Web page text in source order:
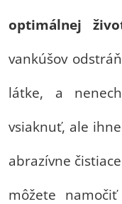
optimálnej
vankúšov
látke, a
vsiaknuť, ale
abrazívne
môžete